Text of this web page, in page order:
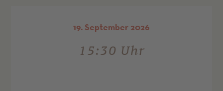
19. September 2026
15:30 Uhr